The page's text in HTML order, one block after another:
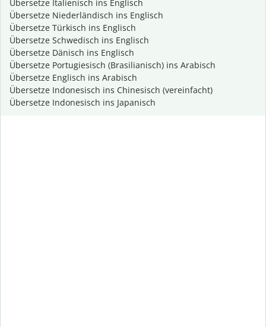
Übersetze Italienisch ins Englisch
Übersetze Niederländisch ins Englisch
Übersetze Türkisch ins Englisch
Übersetze Schwedisch ins Englisch
Übersetze Dänisch ins Englisch
Übersetze Portugiesisch (Brasilianisch) ins Arabisch
Übersetze Englisch ins Arabisch
Übersetze Indonesisch ins Chinesisch (vereinfacht)
Übersetze Indonesisch ins Japanisch